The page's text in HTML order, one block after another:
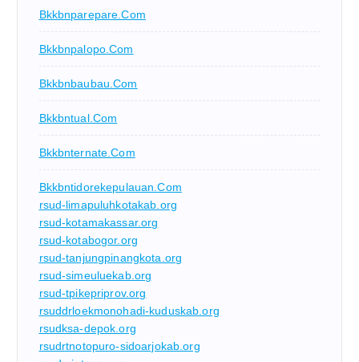
Bkkbnparepare.com
Bkkbnpalopo.com
Bkkbnbaubau.com
Bkkbntual.com
Bkkbnternate.com
Bkkbntidorekepulauan.com
rsud-limapuluhkotakab.org
rsud-kotamakassar.org
rsud-kotabogor.org
rsud-tanjungpinangkota.org
rsud-simeuluekab.org
rsud-tpikepriprov.org
rsuddrloekmonohadi-kuduskab.org
rsudksa-depok.org
rsudrtnotopuro-sidoarjokab.org